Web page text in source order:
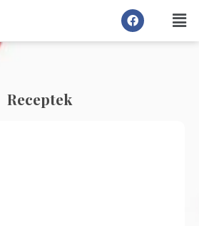
Receptek